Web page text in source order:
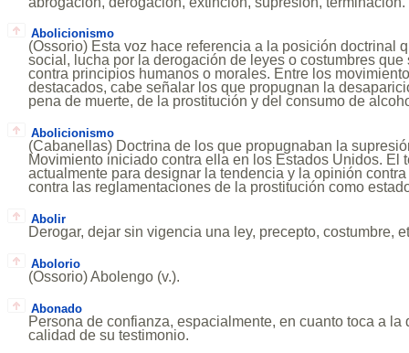
Abolicionismo
(Ossorio) Esta voz hace referencia a la posición doctrinal
social, lucha por la derogación de leyes o costumbres que
contra principios humanos o morales. Entre los
destacados, cabe señalar los que propugnan la
pena de muerte, de la prostitución y del consumo de
Abolicionismo
(Cabanellas) Doctrina de los que propugnaban la
Movimiento iniciado contra ella en los Estados Unidos. El
actualmente para designar la tendencia y la opinión
contra las reglamentaciones de la prostitución como
Abolir
Derogar, dejar sin vigencia una ley, precepto, costumbre,
Abolorio
(Ossorio) Abolengo (v.).
Abonado
Persona de confianza, espacialmente, en cuanto toca a la
calidad de su testimonio.